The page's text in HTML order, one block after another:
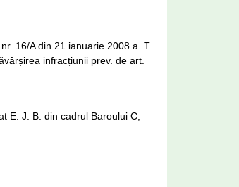
16/A din 21 ianuarie 2008 a T
infracțiunii prev. de art.
E. J. B. din cadrul Baroului C,